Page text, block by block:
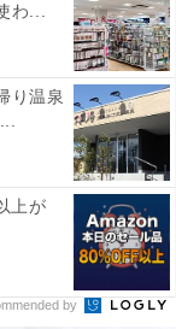
わ...
り温泉
上が
by